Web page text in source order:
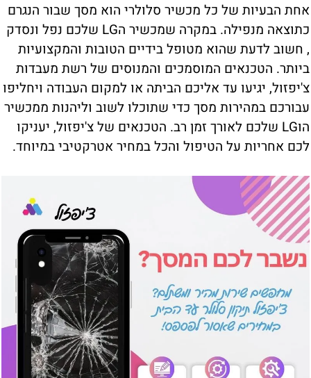
אחת הבעיות של כל מכשיר סלולרי הוא מסך שבור הנגרם
כתוצאה מנפילה. במקרה שמכשיר הLG שלכם נפל ונסדק
, חשוב לדעת שהוא מטופל בידיים הטובות והמקצועיות
ביותר. הטכנאים המוסמכים והמנוסים של רשת מעבדות
צ'יפזול, יגיעו עד אליכם הביתה או למקום העבודה ויחליפו
עבורכם במהירות מסך כדי שתוכלו לשוב וליהנות ממכשיר
הוLG שלכם לאורך זמן רב. הטכנאים של צ'יפזול, יעניקו
לכם אחריות על הטיפול והכל במחיר אטרקטיבי במיוחד.